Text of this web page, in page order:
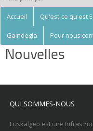
Accueil Qu'est-ce qu'est
Gaindegia Pour nous
Nouvelles
QUI SOMMES-NOUS
Euskalgeo est une